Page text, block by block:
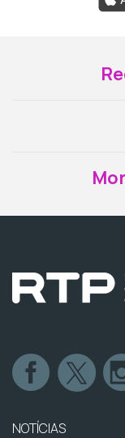
NOTÍCIAS